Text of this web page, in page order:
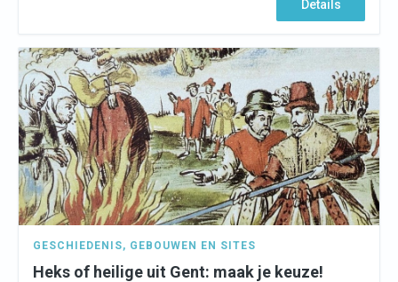
Details
GESCHIEDENIS, GEBOUWEN EN SITES
Heks of heilige uit Gent: maak je keuze!